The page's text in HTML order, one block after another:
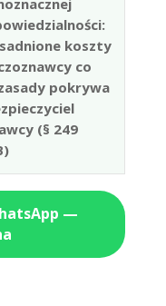
koszty
co
pokrywa
(§ 249
—